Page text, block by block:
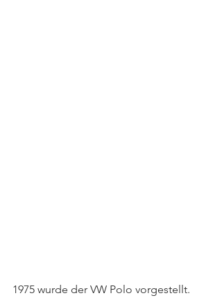
1975 wurde der VW Polo vorgestellt.